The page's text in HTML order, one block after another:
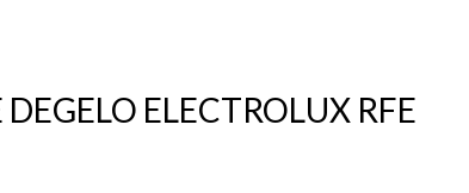
ELECTROLUX RFE